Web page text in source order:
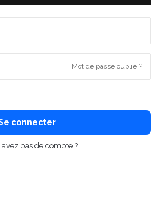
Mot de passe oublié ?
connecter
pas de compte ?